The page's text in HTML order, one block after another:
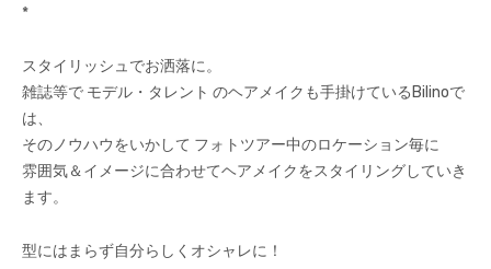
*
スタイリッシュでお洒落に。
雑誌等で モデル・タレント のヘアメイクも手掛けているBilinoで
は、
そのノウハウをいかして フォトツアー中のロケーション毎に
雰囲気＆イメージに合わせてヘアメイクをスタイリングしていき
ます。
型にはまらず自分らしくオシャレに！